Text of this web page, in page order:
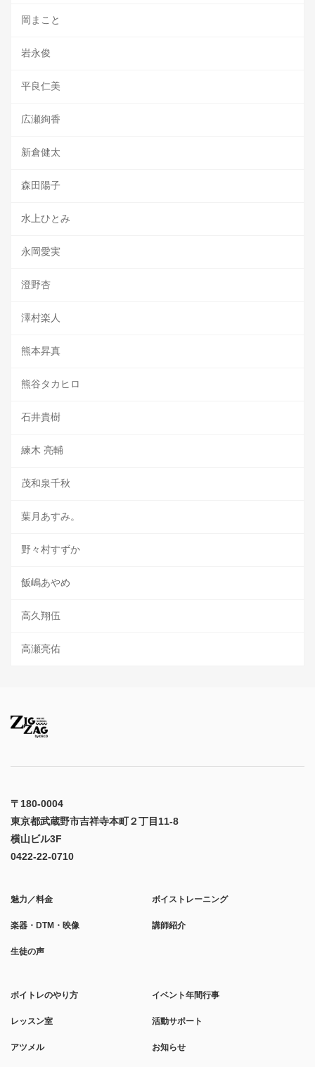
岡まこと
岩永俊
平良仁美
広瀬絢香
新倉健太
森田陽子
水上ひとみ
永岡愛実
澄野杏
澤村楽人
熊本昇真
熊谷タカヒロ
石井貴樹
練木 亮輔
茂和泉千秋
葉月あすみ。
野々村すずか
飯嶋あやめ
高久翔伍
高瀬亮佑
〒180-0004
東京都武蔵野市吉祥寺本町２丁目11-8
横山ビル3F
0422-22-0710
魅力／料金 ボイストレーニング
楽器・DTM・映像 講師紹介
生徒の声
ボイトレのやり方 イベント年間行事
レッスン室 活動サポート
アツメル お知らせ